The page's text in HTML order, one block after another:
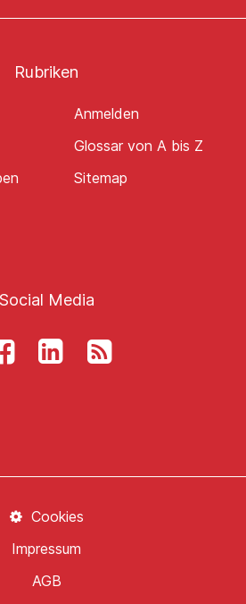
Rubriken
Anmelden
Glossar von A bis Z
Sitemap
Social Media
AGB
Impressum
Cookies